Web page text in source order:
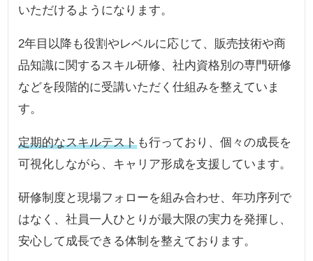
いただけるようになります。
2年目以降も役割やレベルに応じて、販売技術や商
品知識に関するスキル研修、社内資格別の専門研修
などを段階的に受講いただく仕組みを整えていま
す。
定期的なスキルテストも行っており、個々の成長を
可視化しながら、キャリア形成を支援しています。
研修制度と現場フォローを組み合わせ、年功序列で
はなく、社員一人ひとりが最大限の実力を発揮し、
安心して成長できる体制を整えております。